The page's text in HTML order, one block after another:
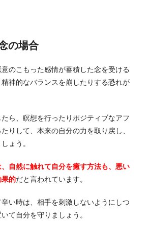
の場合
のこもった感情が蓄積した念を受ける
神的なバランスを崩したりする恐れが
ら、瞑想を行ったりポジティブなアフ
りして、本来の自分の力を取り戻し、
ょう。
自然に触れて自分を癒す方法も、悪い
果的だと言われています。
い時は、相手を刺激しないようにしつ
て自分を守りましょう。